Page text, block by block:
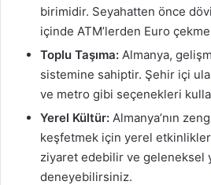
birimidir. Seyahatten önce
içinde ATM’lerden Euro
Toplu Taşıma: Almanya,
sistemine sahiptir. Şehir içi
ve metro gibi seçenekleri
Yerel Kültür: Almanya’nın
keşfetmek için yerel
ziyaret edebilir ve geleneksel
deneyebilirsiniz.